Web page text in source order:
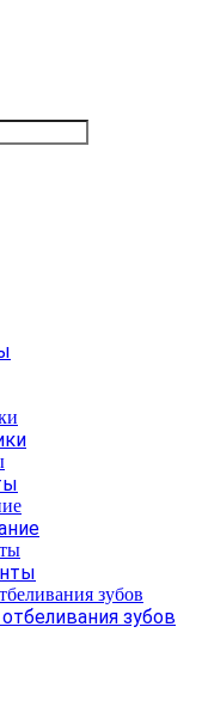
зубов